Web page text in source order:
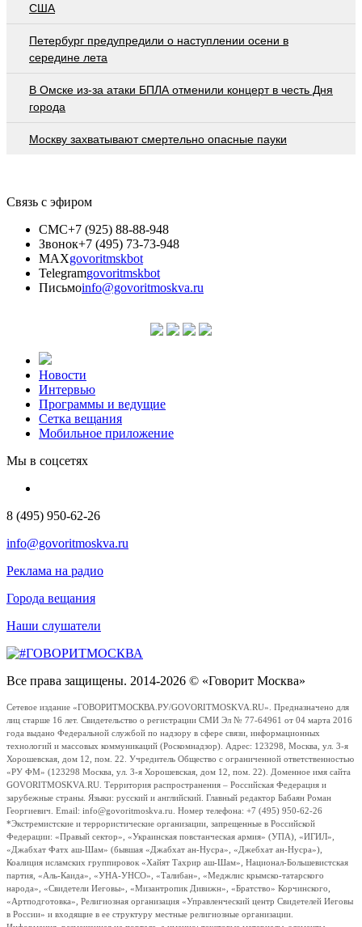
США
Петербург предупредили о наступлении осени в
середине лета
В Омске из-за атаки БПЛА отменили концерт в честь Дня
города
Москву захватывают смертельно опасные пауки
Связь с эфиром
СМС+7 (925) 88-88-948
Звонок+7 (495) 73-73-948
MAXgovoritmskbot
Telegramgovoritmskbot
Письмоinfo@govoritmoskva.ru
Новости
Интервью
Программы и ведущие
Сетка вещания
Мобильное приложение
Мы в соцсетях
8 (495) 950-62-26
info@govoritmoskva.ru
Реклама на радио
Города вещания
Наши слушатели
Все права защищены. 2014-2026 © «Говорит Москва»
Сетевое издание «ГОВОРИТМОСКВА.РУ/GOVORITMOSKVA.RU». Предназначено для
лиц старше 16 лет. Свидетельство о регистрации СМИ Эл № 77-64961 от 04 марта 2016
года выдано Федеральной службой по надзору в сфере связи, информационных
технологий и массовых коммуникаций (Роскомнадзор). Адрес: 123298, Москва, ул. 3-я
Хорошевская, дом 12, пом. 22. Учредитель Общество с ограниченной ответственностью
«РУ ФМ» (123298 Москва, ул. 3-я Хорошевская, дом 12, пом. 22). Доменное имя сайта
GOVORITMOSKVA.RU. Территория распространения – Российская Федерация и
зарубежные страны. Языки: русский и английский. Главный редактор Бабаян Роман
Георгиевич. Email: info@govoritmoskva.ru. Номер телефона: +7 (495) 950-62-26
*Экстремистские и террористические организации, запрещенные в Российской
Федерации: «Правый сектор», «Украинская повстанческая армия» (УПА), «ИГИЛ»,
«Джабхат Фатх аш-Шам» (бывшая «Джабхат ан-Нусра», «Джебхат ан-Нусра»),
Коалиция исламских группировок «Хайят Тахрир аш-Шам», Национал-Большевистская
партия, «Аль-Каида», «УНА-УНСО», «Талибан», «Меджлис крымско-татарского
народа», «Свидетели Иеговы», «Мизантропик Дивижн», «Братство» Корчинского,
«Артподготовка», Религиозная организация «Управленческий центр Свидетелей Иеговы
в России» и входящие в ее структуру местные религиозные организации.